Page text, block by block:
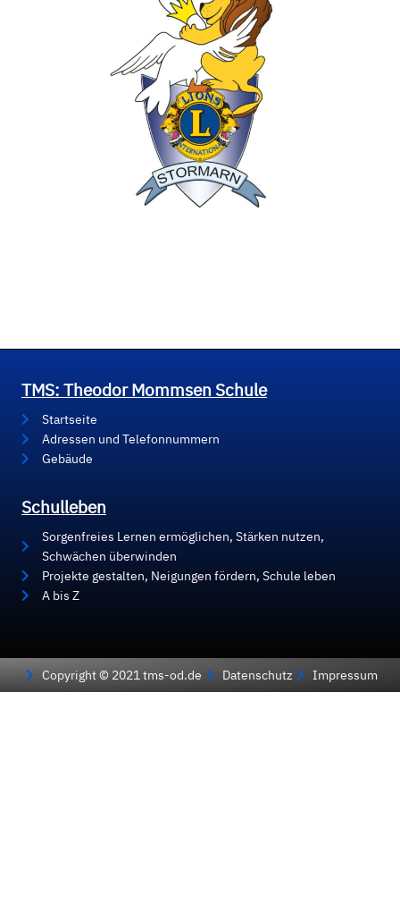
TMS: Theodor Mommsen Schule
Startseite
Adressen und Telefonnummern
Gebäude
Schulleben
Sorgenfreies Lernen ermöglichen, Stärken nutzen,
Schwächen überwinden
Projekte gestalten, Neigungen fördern, Schule leben
A bis Z
Copyright © 2021 tms-od.de Datenschutz Impressum